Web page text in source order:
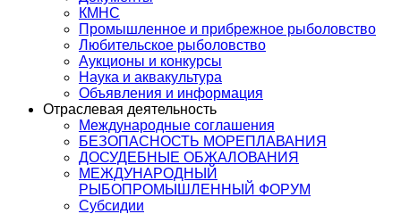
КМНС
Промышленное и прибрежное рыболовство
Любительское рыболовство
Аукционы и конкурсы
Наука и аквакультура
Объявления и информация
Отраслевая деятельность
Международные соглашения
БЕЗОПАСНОСТЬ МОРЕПЛАВАНИЯ
ДОСУДЕБНЫЕ ОБЖАЛОВАНИЯ
МЕЖДУНАРОДНЫЙ
РЫБОПРОМЫШЛЕННЫЙ ФОРУМ
Субсидии